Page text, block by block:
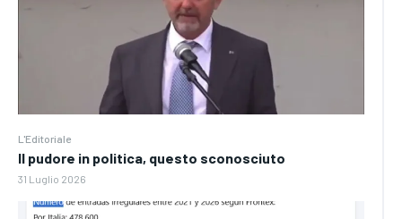
L'Editoriale
Il pudore in politica, questo sconosciuto
31 Luglio 2026